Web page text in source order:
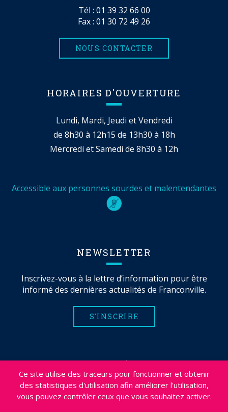
Ce site utilise des traceurs pour fonctionner et obtenir
des statistiques d'utilisation afin améliorer l'utilisation,
vous pouvez contrôler ceux que vous souhaitez activer.
Tél : 01 39 32 66 00
Fax : 01 30 72 49 26
NOUS CONTACTER
HORAIRES D'OUVERTURE
Lundi, Mardi, Jeudi et Vendredi
de 8h30 à 12h15 de 13h30 à 18h
Mercredi et Samedi de 8h30 à 12h
Accessible aux personnes sourdes et malentendantes
NEWSLETTER
Inscrivez-vous à la lettre d’information pour être
informé des dernières actualités de Franconville.
S'INSCRIRE
MENTIONS LÉGALES
PLAN DU SITE
CRÉDITS
PROJETS